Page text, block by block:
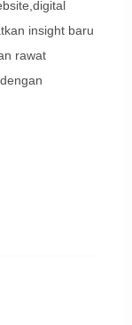
insight baru
rawat